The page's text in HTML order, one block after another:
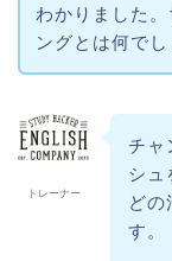
わかりました
ングとは何でし
トレーナー
チャ
シュ
どの
す。